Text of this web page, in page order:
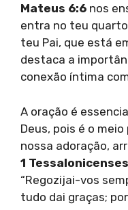
Mateus 6:6 nos
entra no teu
teu Pai, que está
destaca a
conexão íntima
A oração é
Deus, pois é o
nossa adoração,
1
“Regozijai-vos
tudo dai graças;